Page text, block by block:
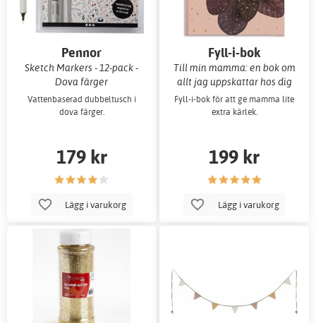
Pennor
Sketch Markers - 12-pack -
Dova färger
Vattenbaserad dubbeltusch i
dova färger.
179 kr
Lägg i varukorg
Fyll-i-bok
Till min mamma: en bok om
allt jag uppskattar hos dig
Fyll-i-bok för att ge mamma lite
extra kärlek.
199 kr
Lägg i varukorg